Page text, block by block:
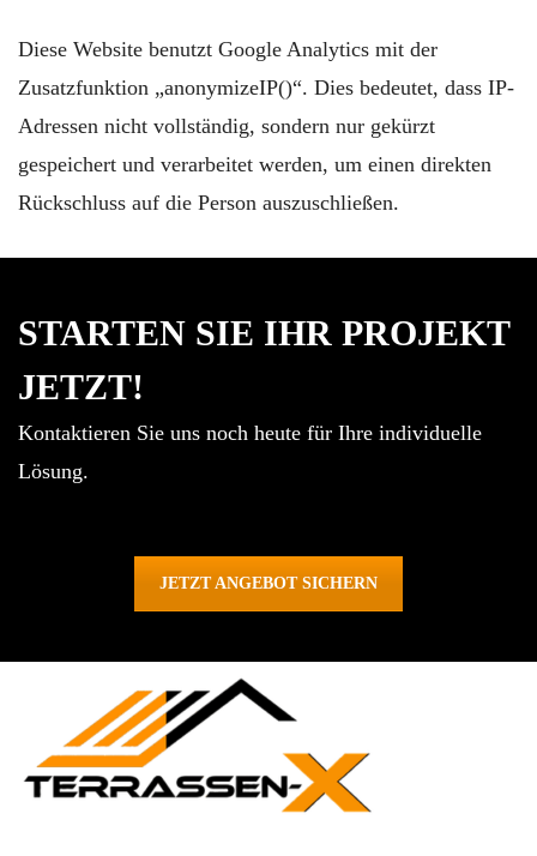
Diese Website benutzt Google Analytics mit der
Zusatzfunktion „anonymizeIP()“. Dies bedeutet, dass IP-
Adressen nicht vollständig, sondern nur gekürzt
gespeichert und verarbeitet werden, um einen direkten
Rückschluss auf die Person auszuschließen.
STARTEN SIE IHR PROJEKT
JETZT!
Kontaktieren Sie uns noch heute für Ihre individuelle
Lösung.
JETZT ANGEBOT SICHERN